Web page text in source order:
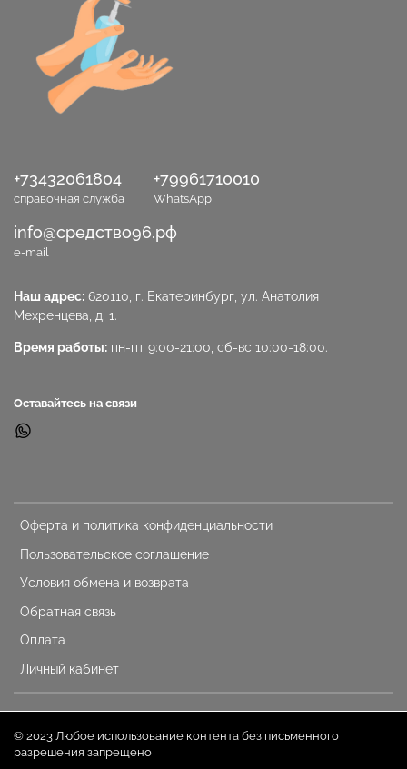
Оферта и политика конфиденциальности
Пользовательское соглашение
Условия обмена и возврата
Обратная связь
Оплата
Личный кабинет
+73432061804
справочная служба
+79961710010
WhatsApp
info@средство96.рф
e-mail
Наш адрес: 620110, г. Екатеринбург, ул. Анатолия
Мехренцева, д. 1.
Время работы: пн-пт 9:00-21:00, сб-вс 10:00-18:00.
Оставайтесь на связи
© 2023 Любое использование контента без письменного
разрешения запрещено